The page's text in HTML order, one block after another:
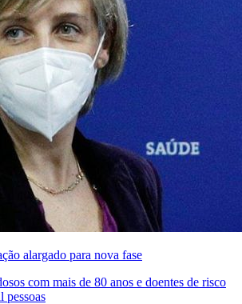
alargado para nova fase
com mais de 80 anos e doentes de risco
pessoas